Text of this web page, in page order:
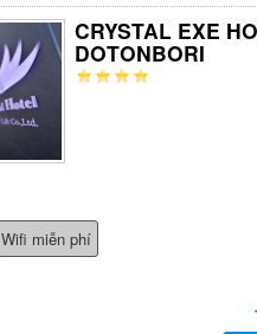
CRYSTAL EXE
DOTONBORI
Wifi miễn phí